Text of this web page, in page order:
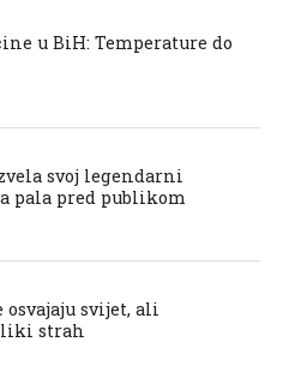
u BiH: Temperature do
svoj legendarni
pala pred publikom
osvajaju svijet, ali
strah